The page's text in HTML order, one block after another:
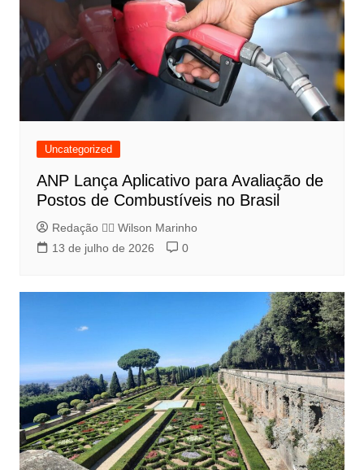
Uncategorized
ANP Lança Aplicativo para Avaliação de
Postos de Combustíveis no Brasil
Redação 👨‍⚖️​ Wilson Marinho
13 de julho de 2026
0